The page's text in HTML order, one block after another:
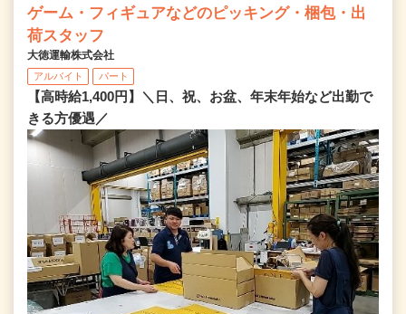
ゲーム・フィギュアなどのピッキング・梱包・出
荷スタッフ
大徳運輸株式会社
アルバイト パート
【高時給1,400円】＼日、祝、お盆、年末年始など出勤で
きる方優遇／